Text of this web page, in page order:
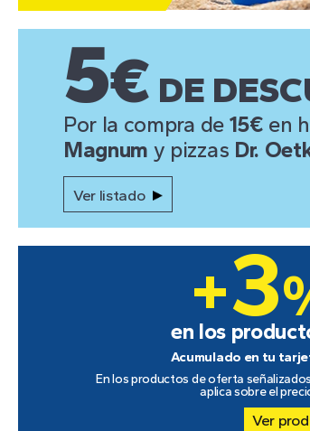
5€ DE
Por la compra de 15€ en
Magnum y pizzas Dr.
Ver listado
+3
en los
Acumulado en tu
En los productos de oferta
aplica sobre el
Ver